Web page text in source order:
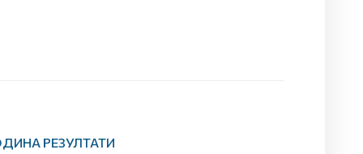
РЕЗУЛТАТИ